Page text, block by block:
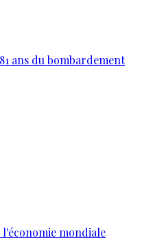
ans du bombardement
mondiale